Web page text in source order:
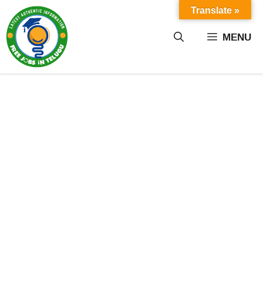
content MENU
Translate »